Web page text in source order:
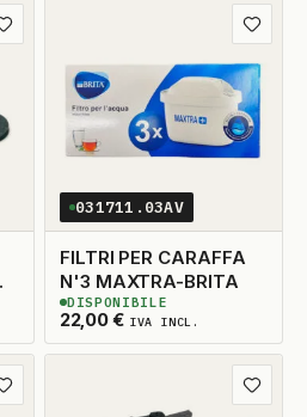
Aggiungi ai preferiti
031711.03AV
FILTRI PER CARAFFA
N'3 MAXTRA-BRITA
22,00€ IVA INCL.
2DISPONIBILI
DISPONIBILE
Aggiungi ai preferiti